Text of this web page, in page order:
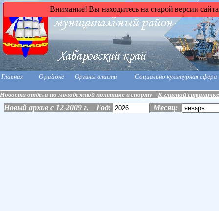
Внимание! Вы находитесь на старой версии
Главная О районе Органы власти Социально культурная сфера
Новости отдела по молодежной политике и спорту К главной